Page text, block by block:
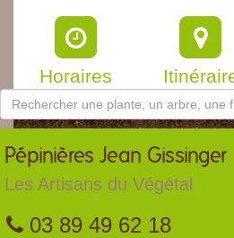
Horaires
Pépinières Jean Gissinger
Les Artisans du Végétal
03 89 49 62 18